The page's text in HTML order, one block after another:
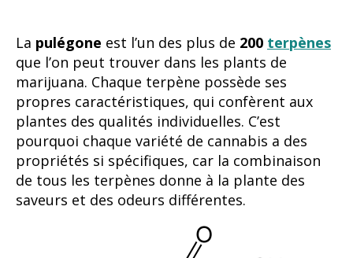
La pulégone est l’un des plus de 200 terpènes
que l’on peut trouver dans les plants de
marijuana. Chaque terpène possède ses
propres caractéristiques, qui confèrent aux
plantes des qualités individuelles. C’est
pourquoi chaque variété de cannabis a des
propriétés si spécifiques, car la combinaison
de tous les terpènes donne à la plante des
saveurs et des odeurs différentes.